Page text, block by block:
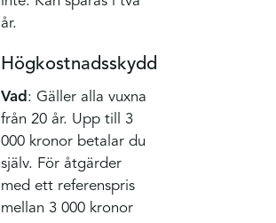
år.
Högkostnadsskydd
Vad : Gäller alla vuxna
från 20 år. Upp till 3
000 kronor betalar du
själv. För åtgärder
med ett referenspris
mellan 3 000 kronor